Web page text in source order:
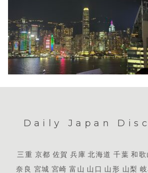
Daily Japan
三重 京都 佐賀 兵庫 北海道 千葉 和歌
奈良 宮城 宮崎 富山 山口 山形 山梨